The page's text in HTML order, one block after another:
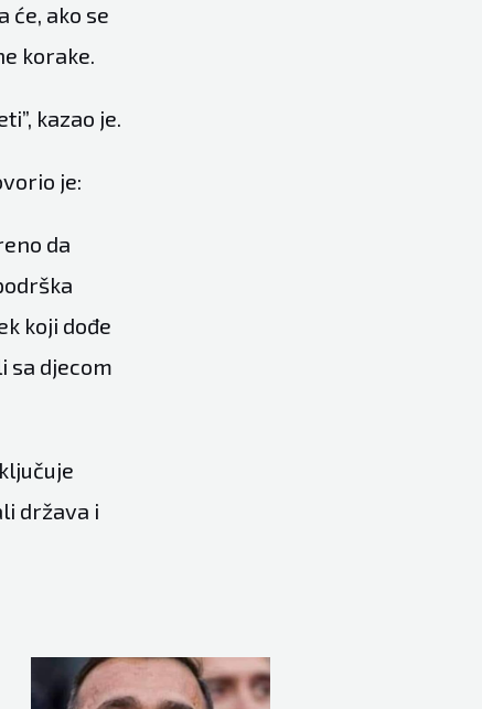
će, ako se
korake.
kazao je.
je:
da
koji dođe
sa djecom
država i